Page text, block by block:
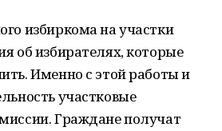
избиркома на участки
об избирателях, которые
Именно с этой работы и
участковые
Граждане получат